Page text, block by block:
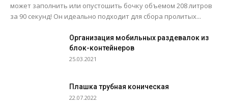
может заполнить или опустошить бочку объемом 208 литров
за 90 секунд! Он идеально подходит для сбора пролитых...
Организация мобильных раздевалок из
блок-контейнеров
25.03.2021
Плашка трубная коническая
22.07.2022